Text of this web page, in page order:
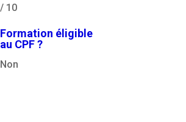
/ 10
Formation éligible
au CPF ?
Non